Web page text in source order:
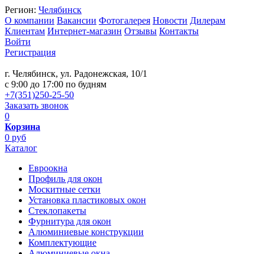
Регион: Челябинск
О компании Вакансии Фотогалерея Новости Дилерам
Клиентам Интернет-магазин Отзывы Контакты
Войти
Регистрация
г. Челябинск, ул. Радонежская, 10/1
c 9:00 до 17:00 по будням
+7(351)250-25-50
Заказать звонок
0
Корзина
0 руб
Каталог
Евроокна
Профиль для окон
Москитные сетки
Установка пластиковых окон
Стеклопакеты
Фурнитура для окон
Алюминиевые конструкции
Комплектующие